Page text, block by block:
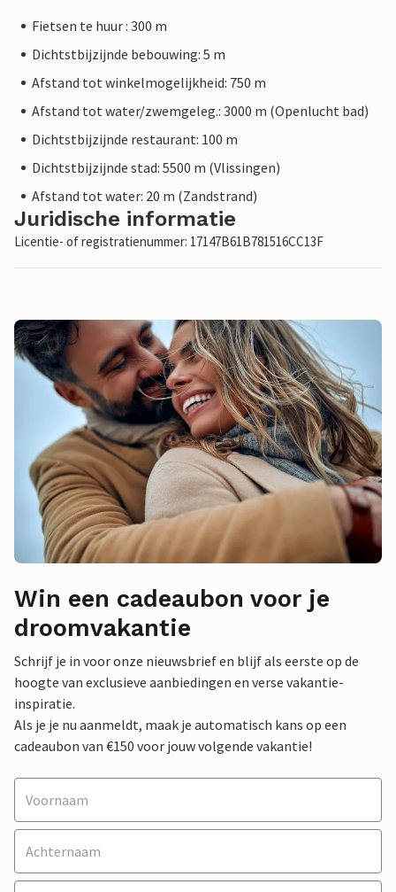
Fietsen te huur : 300 m
Dichtstbijzijnde bebouwing: 5 m
Afstand tot winkelmogelijkheid: 750 m
Afstand tot water/zwemgeleg.: 3000 m (Openlucht bad)
Dichtstbijzijnde restaurant: 100 m
Dichtstbijzijnde stad: 5500 m (Vlissingen)
Afstand tot water: 20 m (Zandstrand)
Juridische informatie
Licentie- of registratienummer: 17147B61B781516CC13F
Win een cadeaubon voor je
droomvakantie
Schrijf je in voor onze nieuwsbrief en blijf als eerste op de
hoogte van exclusieve aanbiedingen en verse vakantie-
inspiratie.
Als je je nu aanmeldt, maak je automatisch kans op een
cadeaubon van €150 voor jouw volgende vakantie!